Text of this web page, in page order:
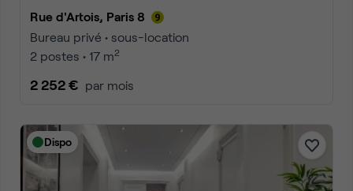
Rue d'Artois, Paris 8
Bureau privé • sous-location
2 postes • 17 m2
2 252 € par mois
Dispo